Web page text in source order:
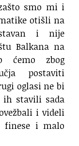
smo mi i
otišli na
i nije
Balkana na
ćemo zbog
postaviti
oglasi ne bi
ih stavili sada
i videli
finese i malo